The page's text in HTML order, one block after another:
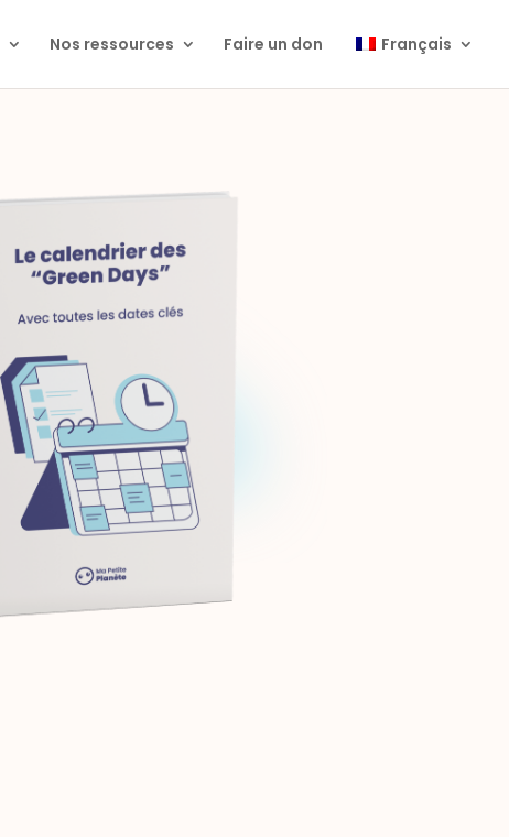
Nos ressources Faire un don Français